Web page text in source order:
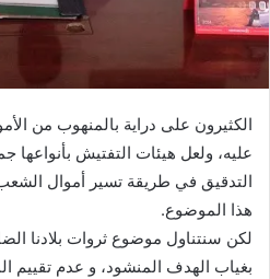
الكثيرون على دراية بالمنهوب من
عليه، ولعل هيئات التفتيش
التدقيق في طريقة تسير أموال
هذا الموضوع.
لكن سنتناول موضوع ثروات بلادنا
بغياب الهدف المنشود، و عدم تقييم